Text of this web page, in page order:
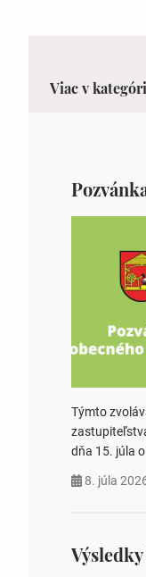
Viac v
Týmto
dňa 15. júla
rokovania 2.
8. júla